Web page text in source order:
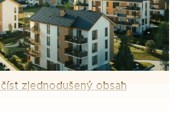
zjednodušený obsah